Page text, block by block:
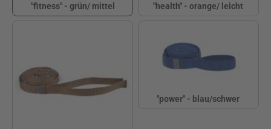
"fitness" - grün/ mittel
"health" - orange/ leicht
"power" - blau/schwer